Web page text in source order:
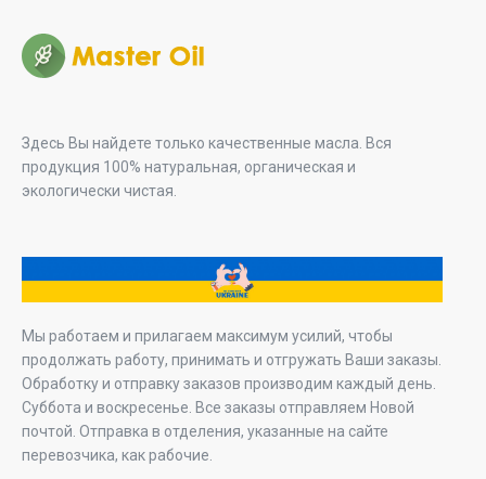
Здесь Вы найдете только качественные масла. Вся
продукция 100% натуральная, органическая и
экологически чистая.
Мы работаем и прилагаем максимум усилий, чтобы
продолжать работу, принимать и отгружать Ваши заказы.
Обработку и отправку заказов производим каждый день.
Суббота и воскресенье. Все заказы отправляем Новой
почтой. Отправка в отделения, указанные на сайте
перевозчика, как рабочие.